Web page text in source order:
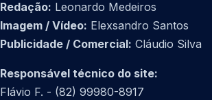
Redação: Leonardo Medeiros
Imagem / Vídeo: Elexsandro Santos
Publicidade / Comercial: Cláudio Silva
Responsável técnico do site:
Flávio F. - (82) 99980-8917